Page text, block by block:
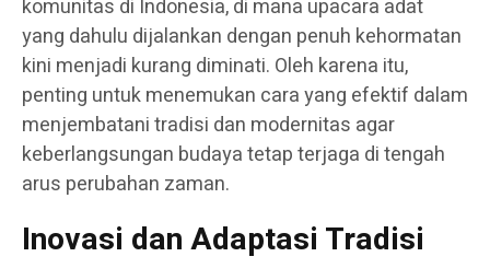
komunitas di Indonesia, di mana upacara adat
yang dahulu dijalankan dengan penuh kehormatan
kini menjadi kurang diminati. Oleh karena itu,
penting untuk menemukan cara yang efektif dalam
menjembatani tradisi dan modernitas agar
keberlangsungan budaya tetap terjaga di tengah
arus perubahan zaman.
Inovasi dan Adaptasi Tradisi